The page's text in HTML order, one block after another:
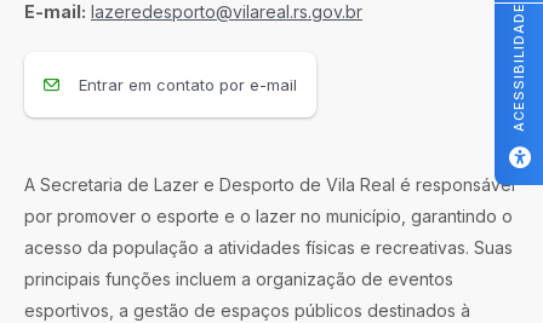
E-mail: lazeredesporto@vilareal.rs.gov.br
Entrar em contato por e-mail
A Secretaria de Lazer e Desporto de Vila Real é responsável
por promover o esporte e o lazer no município, garantindo o
acesso da população a atividades físicas e recreativas. Suas
principais funções incluem a organização de eventos
esportivos, a gestão de espaços públicos destinados à
ACESSIBILIDADE